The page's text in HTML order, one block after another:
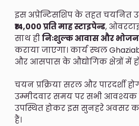
इस अप्रेन्टिसशिप के तहत चयनित
₹14,000 प्रति माह स्टाइपेन्ड,
साथ हीनिःशुल्क आवास और भोजन
कराया जाएगा। कार्य स्थल
और आसपास के औद्योगिक क्षेत्रों में
चयन प्रक्रिया सरल और पारदर्शी
उम्मीदवार समय पर सभी आवश्यक
उपस्थित होकर इस सुनहरे अवसर
हैं।